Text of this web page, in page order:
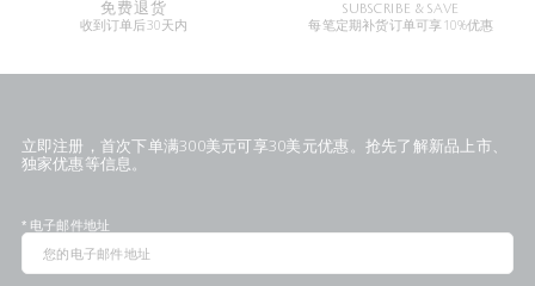
免费退货
收到订单后30天内
SUBSCRIBE & SAVE
每笔定期补货订单可享10%优惠
立即注册，首次下单满300美元可享30美元优惠。抢先了解新品上市、
独家优惠等信息。
* 电子邮件地址